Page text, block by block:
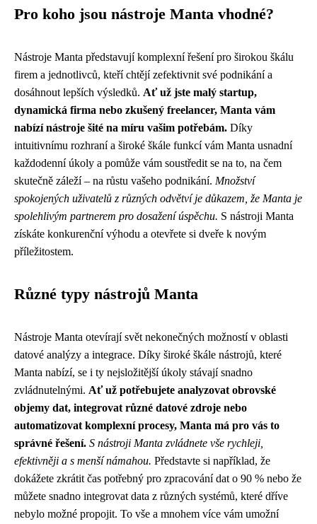
Pro koho jsou nástroje Manta vhodné?
Nástroje Manta představují komplexní řešení pro širokou škálu
firem a jednotlivců, kteří chtějí zefektivnit své podnikání a
dosáhnout lepších výsledků. Ať už jste malý startup,
dynamická firma nebo zkušený freelancer, Manta vám
nabízí nástroje šité na míru vašim potřebám. Díky
intuitivnímu rozhraní a široké škále funkcí vám Manta usnadní
každodenní úkoly a pomůže vám soustředit se na to, na čem
skutečně záleží – na růstu vašeho podnikání. Množství
spokojených uživatelů z různých odvětví je důkazem, že Manta je
spolehlivým partnerem pro dosažení úspěchu. S nástroji Manta
získáte konkurenční výhodu a otevřete si dveře k novým
příležitostem.
Různé typy nástrojů Manta
Nástroje Manta otevírají svět nekonečných možností v oblasti
datové analýzy a integrace. Díky široké škále nástrojů, které
Manta nabízí, se i ty nejsložitější úkoly stávají snadno
zvládnutelnými. Ať už potřebujete analyzovat obrovské
objemy dat, integrovat různé datové zdroje nebo
automatizovat komplexní procesy, Manta má pro vás to
správné řešení. S nástroji Manta zvládnete vše rychleji,
efektivněji a s menší námahou. Představte si například, že
dokážete zkrátit čas potřebný pro zpracování dat o 90 % nebo že
můžete snadno integrovat data z různých systémů, které dříve
nebylo možné propojit. To vše a mnohem více vám umožní